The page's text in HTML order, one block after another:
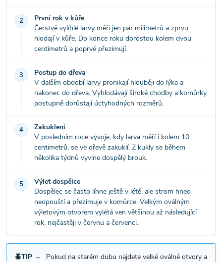
2
První rok v kůře
Čerstvě vylíhlé larvy měří jen pár milimetrů a zprvu
hlodají v kůře. Do konce roku dorostou kolem dvou
centimetrů a poprvé přezimují.
3
Postup do dřeva
V dalším období larvy pronikají hlouběji do lýka a
nakonec do dřeva. Vyhlodávají široké chodby a komůrky,
postupně dorůstají úctyhodných rozměrů.
4
Zakuklení
V posledním roce vývoje, kdy larva měří i kolem 10
centimetrů, se ve dřevě zakuklí. Z kukly se během
několika týdnů vyvine dospělý brouk.
5
Výlet dospělce
Dospělec se často líhne ještě v létě, ale strom hned
neopouští a přezimuje v komůrce. Velkým oválným
výletovým otvorem vylétá ven většinou až následující
rok, nejčastěji v červnu a červenci.
🪲TIP →
Pokud na starém dubu najdete velké oválné otvory a